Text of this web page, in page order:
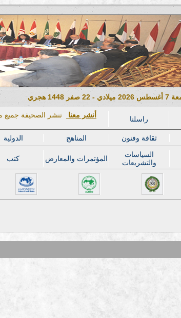
أنشر معنا
تنشر الصحيفة جميع
راسلنا
الدولية المناهج ثقافة وفنون
كتب المؤتمرات والمعارض
السياسات
والتشريعات